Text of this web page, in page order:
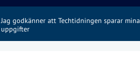
Jag godkänner att Techtidningen sparar mina
uppgifter